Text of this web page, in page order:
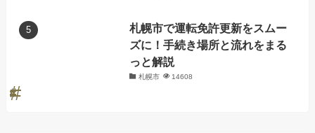
札幌市で運転免許更新をスムー
ズに！手続き場所と流れをまる
っと解説
札幌市 14608